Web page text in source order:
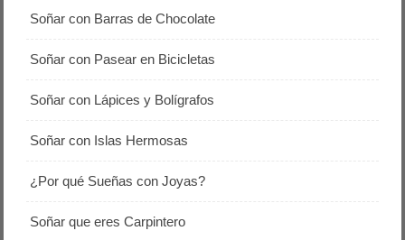
Soñar con Barras de Chocolate
Soñar con Pasear en Bicicletas
Soñar con Lápices y Bolígrafos
Soñar con Islas Hermosas
¿Por qué Sueñas con Joyas?
Soñar que eres Carpintero